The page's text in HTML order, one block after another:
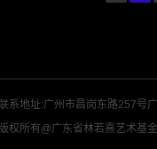
系地址:广州市昌岗东路257
权所有@广东省林若熹艺术基金